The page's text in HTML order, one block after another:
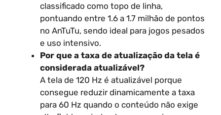
classificado como topo de linha,
pontuando entre 1.6 a 1.7 milhão de pontos
no AnTuTu, sendo ideal para jogos pesados
e uso intensivo.
Por que a taxa de atualização da tela é
considerada atualizável?
A tela de 120 Hz é atualizável porque
consegue reduzir dinamicamente a taxa
para 60 Hz quando o conteúdo não exige